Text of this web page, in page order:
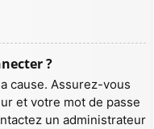
?
cause. Assurez-vous
et votre mot de passe
un administrateur